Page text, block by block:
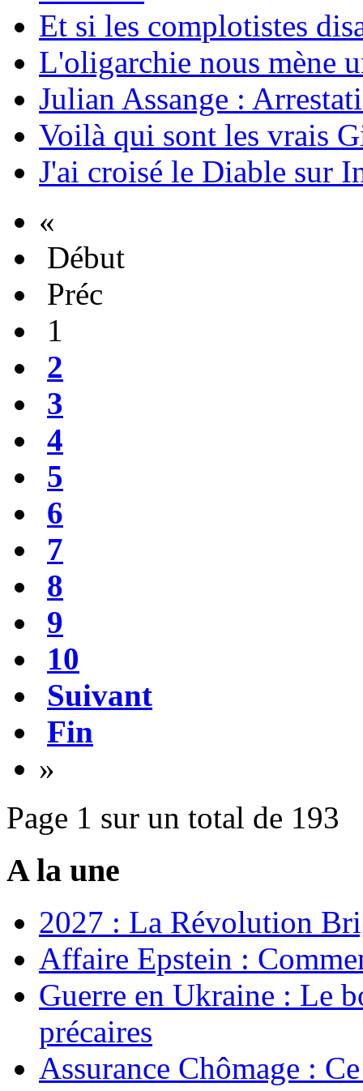
Et si les complotistes
L'oligarchie nous mène
Julian Assange :
Voilà qui sont les vrais
J'ai croisé le Diable sur
«
Début
Préc
1
2
3
4
5
6
7
8
9
10
Suivant
Fin
»
Page 1 sur un total de 193
A la une
2027 : La Révolution
Affaire Epstein :
Guerre en Ukraine : Le
précaires
Assurance Chômage :